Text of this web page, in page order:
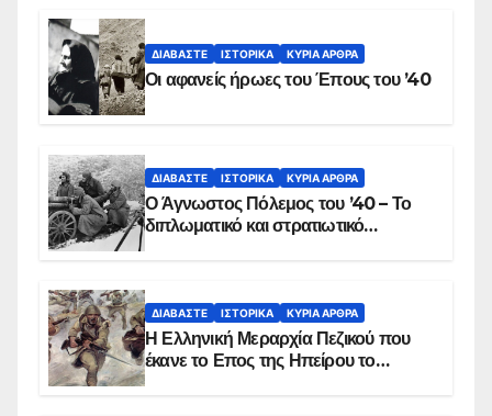
ΔΙΑΒΆΣΤΕ ΙΣΤΟΡΙΚΆ ΚΥΡΙΑ ΑΡΘΡΑ
Οι αφανείς ήρωες του Έπους του ’40
ΔΙΑΒΆΣΤΕ ΙΣΤΟΡΙΚΆ ΚΥΡΙΑ ΑΡΘΡΑ
Ο Άγνωστος Πόλεμος του ’40 – Το
διπλωματικό και στρατιωτικό
ΔΙΑΒΆΣΤΕ ΙΣΤΟΡΙΚΆ ΚΥΡΙΑ ΑΡΘΡΑ
Η Ελληνική Μεραρχία Πεζικού που
έκανε το Επος της Ηπείρου το